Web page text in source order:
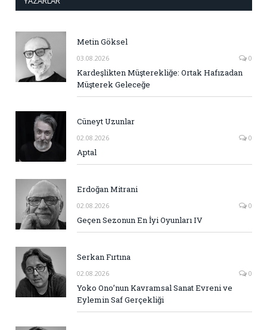
Metin Göksel
03.08.2026 0
Kardeşlikten Müşterekliğe: Ortak Hafızadan
Müşterek Geleceğe
Cüneyt Uzunlar
02.08.2026 0
Aptal
Erdoğan Mitrani
02.08.2026 0
Geçen Sezonun En İyi Oyunları IV
Serkan Fırtına
02.08.2026 0
Yoko Ono’nun Kavramsal Sanat Evreni ve
Eylemin Saf Gerçekliği